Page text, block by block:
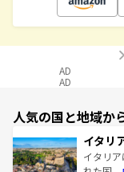
AD
AD
人気の国と地域か
イタリ
イタリ